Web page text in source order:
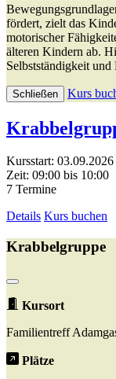
fördert, zielt das
motorischer
älteren Kindern ab.
Selbstständigkeit
Schließen Kurs
Kursstart:
Zeit: 09:00 bis 10:00
7 Termine
Details Kurs buchen
Krabbelgruppe
Kursort
Familientreff
Plätze